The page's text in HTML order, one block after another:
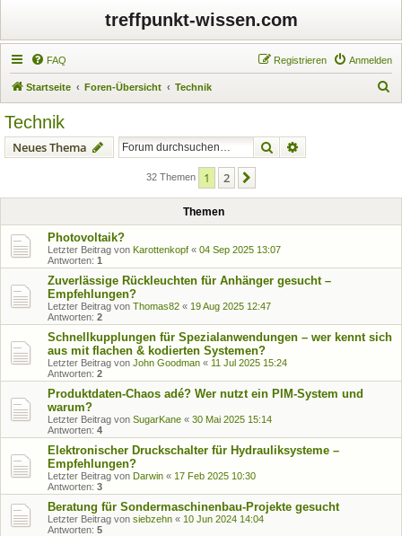
treffpunkt-wissen.com
FAQ Anmelden
Registrieren
Startseite Foren-Übersicht Technik
Technik
Neues Thema Suche
32 Themen 1 2
Themen
Photovoltaik?
Letzter Beitrag von Karottenkopf « 04 Sep 2025 13:07
Antworten: 1
Zuverlässige Rückleuchten für Anhänger gesucht –
Empfehlungen?
Letzter Beitrag von Thomas82 « 19 Aug 2025 12:47
Antworten: 2
Schnellkupplungen für Spezialanwendungen – wer kennt sich
aus mit flachen & kodierten Systemen?
Letzter Beitrag von John Goodman « 11 Jul 2025 15:24
Antworten: 2
Produktdaten-Chaos adé? Wer nutzt ein PIM-System und
warum?
Letzter Beitrag von SugarKane « 30 Mai 2025 15:14
Antworten: 4
Elektronischer Druckschalter für Hydrauliksysteme –
Empfehlungen?
Letzter Beitrag von Darwin « 17 Feb 2025 10:30
Antworten: 3
Beratung für Sondermaschinenbau-Projekte gesucht
Letzter Beitrag von siebzehn « 10 Jun 2024 14:04
Antworten: 5